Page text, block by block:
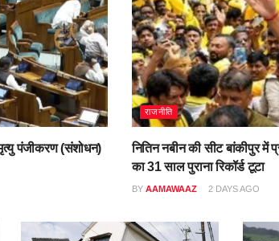
पंजीकरण (संशोधन)
राजनीति
नितिन नबीन की सीट बांकीपुर
का 31 साल पुराना रिकॉर्ड टूटा
BY AAMAWAAZ 2 DAYS AGO